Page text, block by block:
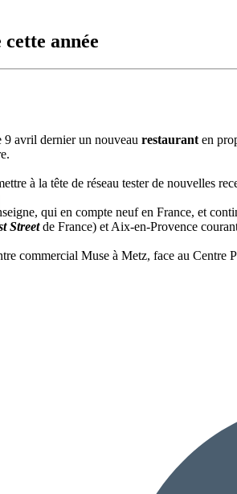
année
9 avril dernier un nouveau restaurant en
à la tête de réseau tester de nouvelles
qui en compte neuf en France, et
Streetde France) et Aix-en-Provence
commercial Muse à Metz, face au